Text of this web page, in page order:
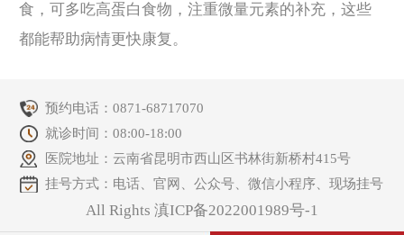
食，可多吃高蛋白食物，注重微量元素的补充，这些
都能帮助病情更快康复。
预约电话：0871-68717070
就诊时间：08:00-18:00
医院地址：云南省昆明市西山区书林街新桥村415号
挂号方式：电话、官网、公众号、微信小程序、现场挂号
All Rights 滇ICP备2022001989号-1